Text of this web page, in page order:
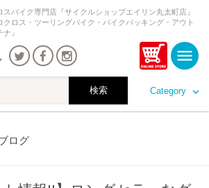
Category
バイク専門店『サイクルショップエイリン丸太町店』
クロス・ツーリングバイク・バイクパッキング・アウト
』
ログ